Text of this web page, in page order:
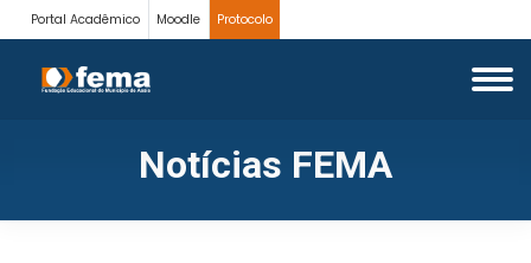
Portal Acadêmico Moodle Protocolo
Notícias FEMA